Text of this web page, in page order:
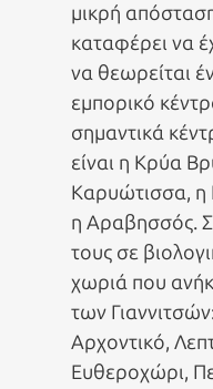
μικρή
καταφέρει να
να θεωρείται
εμπορικό
σημαντικά
είναι η Κρύα
Καρυώτισσα, η
η Αραβησσός.
τους σε
χωριά που
των
Αρχοντικό,
Ευθεροχώρι,